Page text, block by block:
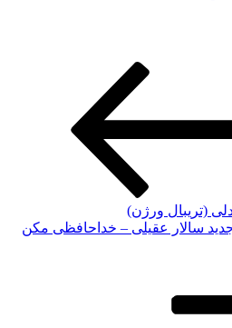
دلی (تریبال ورژن)
جدید سالار عقیلی – خداحافظی مکن